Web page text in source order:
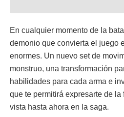
En cualquier momento de la
demonio que convierta el juego
enormes. Un nuevo set de
monstruo, una transformación
habilidades para cada arma e
que te permitirá expresarte de la
vista hasta ahora en la saga.